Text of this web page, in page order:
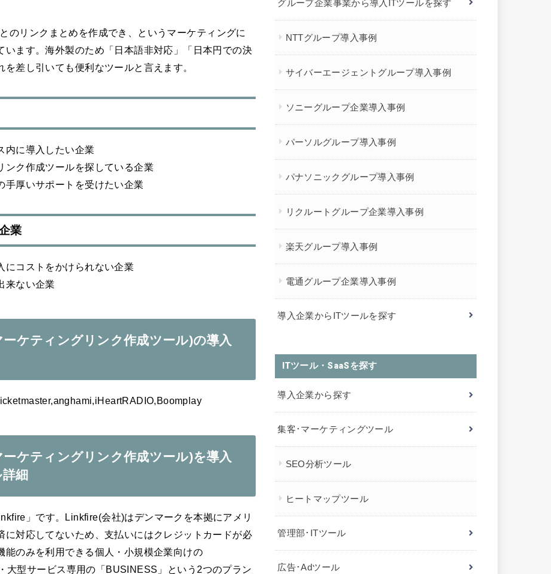
のリンクまとめを作成でき、というマーケティングに
ます。海外製のため「日本語非対応」「日本円での決
差し引いても便利なツールと言えます。
内に導入したい企業
ンク作成ツールを探している企業
手厚いサポートを受けたい企業
業
にコストをかけられない企業
来ない企業
ケティングリンク作成ツール)の導入
ケティングリンク作成ツール)を導入
細
」です。Linkfire(会社)はデンマークを本拠にアメリ
に対応してないため、支払いにはクレジットカードが必
のみを利用できる個人・小規模企業向けの
大型サービス専用の「BUSINESS」という2つのプラン
グループ企業事業から導入ITツールを探す
NTTグループ導入事例
サイバーエージェントグループ導入事例
ソニーグループ企業導入事例
パーソルグループ導入事例
パナソニックグループ導入事例
リクルートグループ企業導入事例
楽天グループ導入事例
電通グループ企業導入事例
導入企業からITツールを探す
ITツール・SaaSを探す
導入企業から探す
集客･マーケティングツール
SEO分析ツール
ヒートマップツール
管理部･ITツール
広告･Adツール